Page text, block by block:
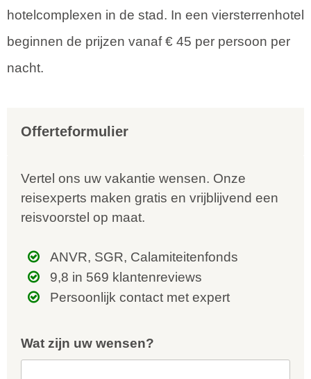
hotelcomplexen in de stad. In een viersterrenhotel
beginnen de prijzen vanaf € 45 per persoon per
nacht.
Offerteformulier
Vertel ons uw vakantie wensen. Onze
reisexperts maken gratis en vrijblijvend een
reisvoorstel op maat.
ANVR, SGR, Calamiteitenfonds
9,8 in 569 klantenreviews
Persoonlijk contact met expert
Wat zijn uw wensen?